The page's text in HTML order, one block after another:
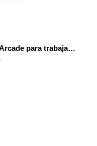
Instala MakeCode Arcade para trabajar offline en tu tablet, ordenador, Chromebook